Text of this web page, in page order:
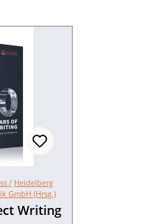
/ Heidelberg
GmbH (Hrsg.)
Writing